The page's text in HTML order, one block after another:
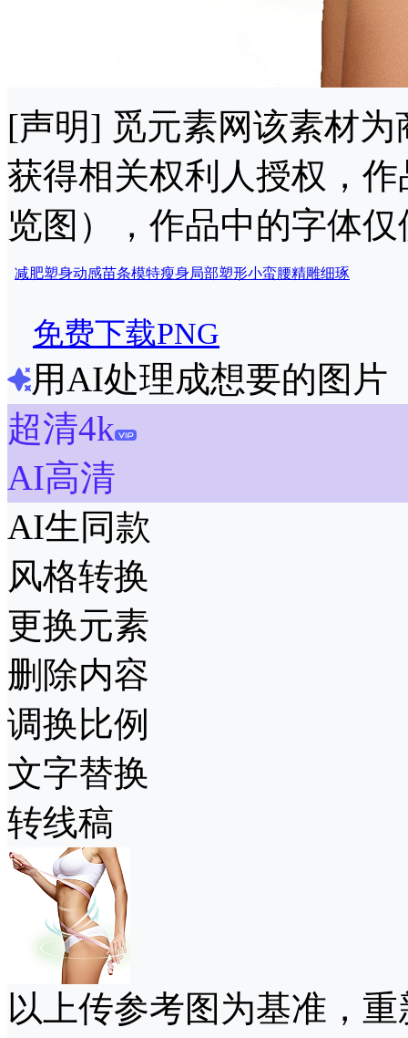
[声明] 觅元素网该素材
获得相关权利人授权，
览图），作品中的字体
减肥塑身动感苗条模特瘦身局部塑形小蛮腰精雕细琢
免费下载PNG
用AI处理成想要的图片
超清4k
AI高清
AI生同款
风格转换
更换元素
删除内容
调换比例
文字替换
转线稿
以上传参考图为基准，